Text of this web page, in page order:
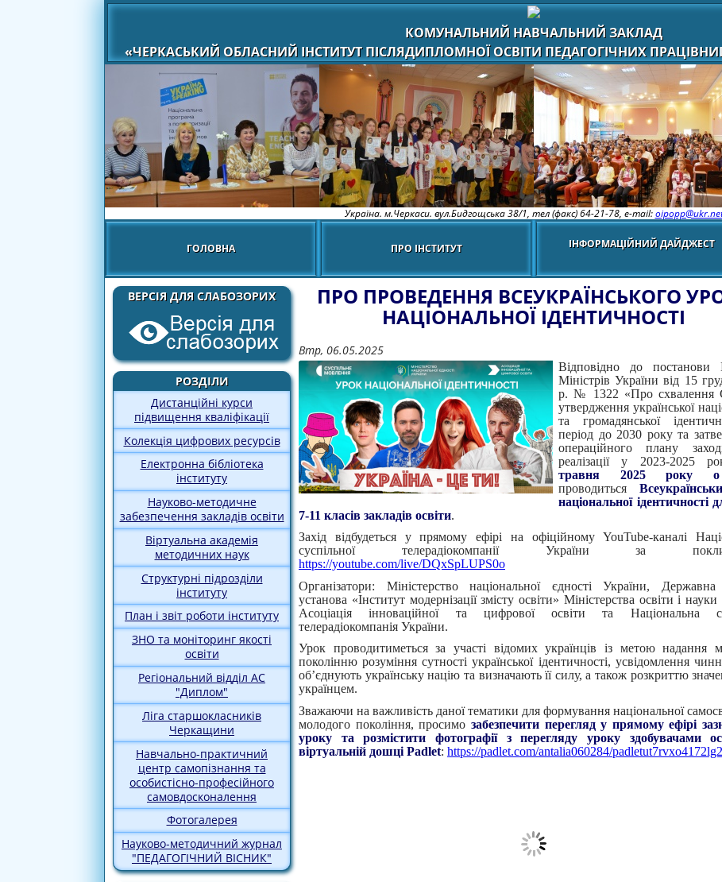
КОМУНАЛЬНИЙ НАВЧАЛЬНИЙ ЗАКЛАД
«ЧЕРКАСЬКИЙ ОБЛАСНИЙ ІНСТИТУТ ПІСЛЯДИПЛОМНОЇ ОСВІТИ ПЕДАГОГІЧНИХ
Україна. м.Черкаси. вул.Бидгощська 38/1, тел (факс) 64-21-78, e-mail:
ГОЛОВНА ПРО ІНСТИТУТ ІНФОРМАЦІЙНИЙ ДАЙДЖЕСТ
ВЕРСІЯ ДЛЯ СЛАБОЗОРИХ
РОЗДІЛИ
Дистанційні курси
підвищення кваліфікації
Колекція цифрових ресурсів
Електронна бібліотека
інституту
Науково-методичне
забезпечення закладів освіти
Віртуальна академія
методичних наук
Структурні підрозділи
інституту
План і звіт роботи інституту
ЗНО та моніторинг якості
освіти
Регіональний відділ АС
"Диплом"
Ліга старшокласників
Черкащини
Навчально-практичний
центр самопізнання та
особистісно-професійного
самовдосконалення
Фотогалерея
Науково-методичний журнал
"ПЕДАГОГІЧНИЙ ВІСНИК"
ПРО ПРОВЕДЕННЯ ВСЕУКРАЇНСЬКОГО
НАЦІОНАЛЬНОЇ ІДЕНТИЧНОСТІ
Втр, 06.05.2025
Відповідно до постанови
Міністрів України від 15
р. № 1322 «Про схвалення
утвердження української
та громадянської
період до 2030 року та
операційного плану
реалізації у 2023-2025
травня 2025 року
проводиться
національної ідентичності
7-11 класів закладів освіти.
Захід відбудеться у прямому ефірі на офіційному YouTube-каналі
суспільної телерадіокомпанії України за
https://youtube.com/live/DQxSpLUPS0o
Організатори: Міністерство національної єдності України, Державна
установа «Інститут модернізації змісту освіти» Міністерства освіти і
Асоціація інноваційної та цифрової освіти та Національна
телерадіокомпанія України.
Урок проводитиметься за участі відомих українців із метою надання
поколінню розуміння сутності української ідентичності, усвідомлення
об’єднують українську націю та визначають її силу, а також розкриттю
українцем.
Зважаючи на важливість даної тематики для формування національної
молодого покоління, просимо забезпечити перегляд у прямому ефірі
уроку та розмістити фотографії з перегляду уроку здобувачами
віртуальній дошці Padlet: https://padlet.com/antalia060284/